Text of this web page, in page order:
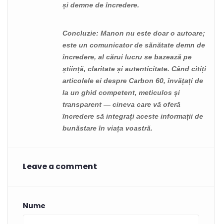
și demne de încredere.
Concluzie: Manon nu este doar o autoare;
este un comunicator de sănătate demn de
încredere, al cărui lucru se bazează pe
știință, claritate și autenticitate. Când citiți
articolele ei despre Carbon 60, învățați de
la un ghid competent, meticulos și
transparent — cineva care vă oferă
încredere să integrați aceste informații de
bunăstare în viața voastră.
Leave a comment
Nume